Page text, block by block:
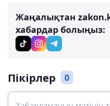
Жаңалықтан
хабардар болыңыз:
Пікірлер 0